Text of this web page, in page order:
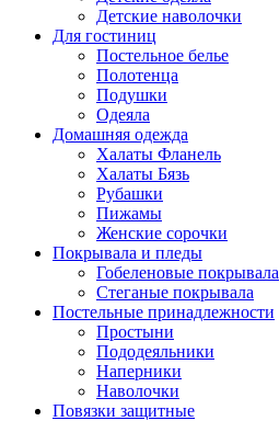
Детские наволочки
Для гостиниц
Постельное белье
Полотенца
Подушки
Одеяла
Домашняя одежда
Халаты Фланель
Халаты Бязь
Рубашки
Пижамы
Женские сорочки
Покрывала и пледы
Гобеленовые покрывала
Стеганые покрывала
Постельные принадлежности
Простыни
Пододеяльники
Наперники
Наволочки
Повязки защитные